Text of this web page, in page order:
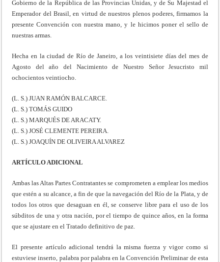
Gobierno de la República de las Provincias Unidas, y de Su Majestad el
Emperador del Brasil, en virtud de nuestros plenos poderes, firmamos la
presente Convención con nuestra mano, y le hicimos poner el sello de
nuestras armas.
Hecha en la ciudad de Río de Janeiro, a los veintisiete días del mes de
Agosto del año del Nacimiento de Nuestro Señor Jesucristo mil
ochocientos veintiocho.
(L. S.) JUAN RAMÓN BALCARCE.
(L. S.) TOMÁS GUIDO
(L. S.) MARQUÉS DE ARACATY.
(L. S.) JOSÉ CLEMENTE PEREIRA.
(L. S.) JOAQUÍN DE OLIVEIRA ALVAREZ
ARTÍCULO ADICIONAL
Ambas las Altas Partes Contratantes se comprometen a emplear los medios
que estén a su alcance, a fin de que la navegación del Río de la Plata, y de
todos los otros que desaguan en él, se conserve libre para el uso de los
súbditos de una y otra nación, por el tiempo de quince años, en la forma
que se ajustare en el Tratado definitivo de paz.
El presente artículo adicional tendrá la misma fuerza y vigor como si
estuviese inserto, palabra por palabra en la Convención Preliminar de esta